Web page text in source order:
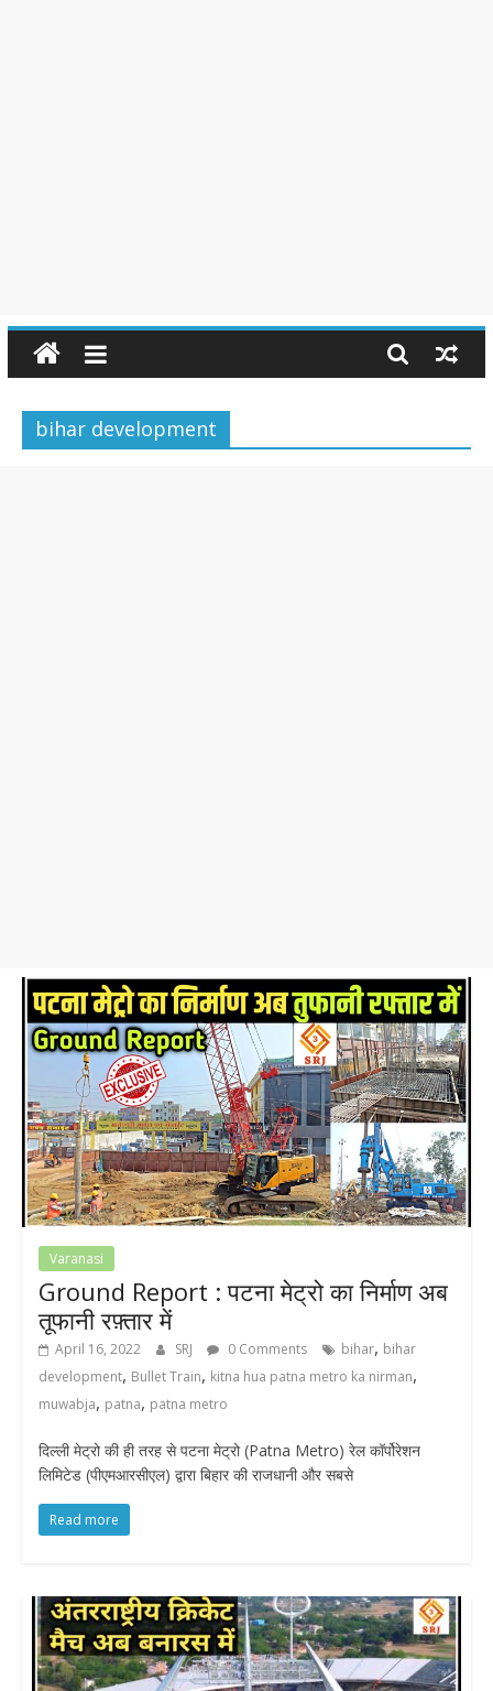
bihar development
Varanasi
Ground Report : पटना मेट्रो का निर्माण अब
तूफानी रफ़्तार में
April 16, 2022 SRJ 0 Comments bihar, bihar
development, Bullet Train, kitna hua patna metro ka nirman,
muwabja, patna, patna metro
दिल्ली मेट्रो की ही तरह से पटना मेट्रो (Patna Metro) रेल कॉर्पोरेशन
लिमिटेड (पीएमआरसीएल) द्वारा बिहार की राजधानी और सबसे
Read more